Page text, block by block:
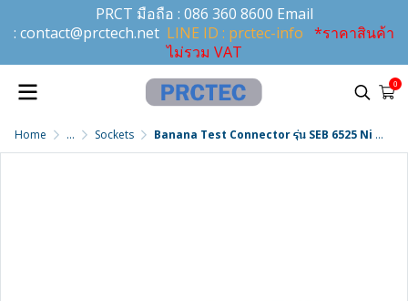
PRCT มือถือ : 086 360 8600 Email
: contact@prctech.net LINE ID : prctec-info *ราคาสินค้า
ไม่รวม VAT
0
Home ... Sockets Banana Test Connector รุ่น SEB 6525 Ni / GE